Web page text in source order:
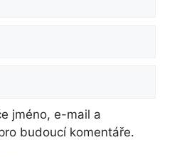
jméno, e-mail a
budoucí komentáře.